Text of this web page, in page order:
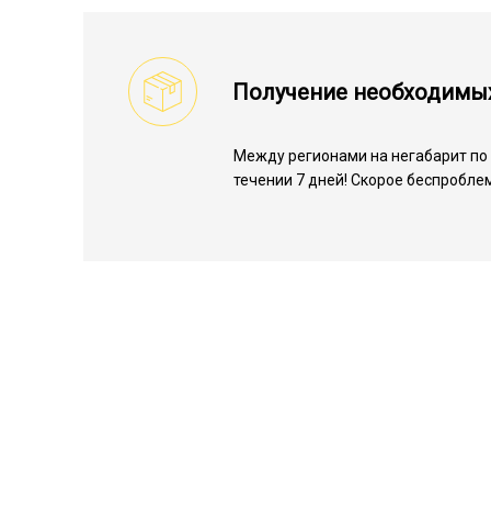
Получение
Между регионами на негабарит по
течении 7 дней! Скорое